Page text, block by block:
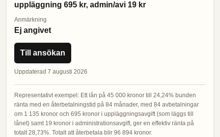
uppläggning 695 kr, admin/avi 19 kr
Anmärkning
Ej angivet
Till ansökan
Uppdaterad 7 augusti 2026
Representativt exempel: Ett lån på 45 000 kronor till 24,24% bunden
ränta med en återbetalningstid på 84 månader, med 84 avbetalningar
om 1 135 kronor och 695 kronor i uppläggningsavgift (som läggs till
lånet) samt 19 kronor i administrationsavgift, ger en effektiv ränta på
totalt 28,73%. Totalt att återbetala blir 96 894 kronor.